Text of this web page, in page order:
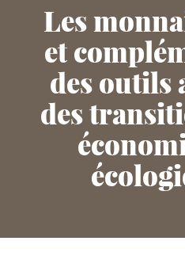
Les
et
des outils
des